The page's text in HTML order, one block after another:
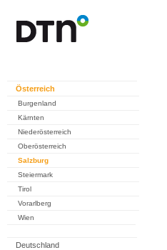
Österreich
Burgenland
Kärnten
Niederösterreich
Oberösterreich
Salzburg
Steiermark
Tirol
Vorarlberg
Wien
Deutschland